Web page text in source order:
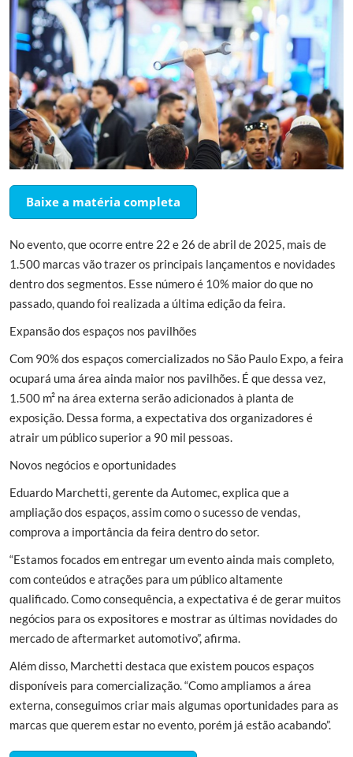
Baixe a matéria completa
No evento, que ocorre entre 22 e 26 de abril de 2025, mais de
1.500 marcas vão trazer os principais lançamentos e novidades
dentro dos segmentos. Esse número é 10% maior do que no
passado, quando foi realizada a última edição da feira.
Expansão dos espaços nos pavilhões
Com 90% dos espaços comercializados no São Paulo Expo, a feira
ocupará uma área ainda maior nos pavilhões. É que dessa vez,
1.500 m² na área externa serão adicionados à planta de
exposição. Dessa forma, a expectativa dos organizadores é
atrair um público superior a 90 mil pessoas.
Novos negócios e oportunidades
Eduardo Marchetti, gerente da Automec, explica que a
ampliação dos espaços, assim como o sucesso de vendas,
comprova a importância da feira dentro do setor.
“Estamos focados em entregar um evento ainda mais completo,
com conteúdos e atrações para um público altamente
qualificado. Como consequência, a expectativa é de gerar muitos
negócios para os expositores e mostrar as últimas novidades do
mercado de aftermarket automotivo”, afirma.
Além disso, Marchetti destaca que existem poucos espaços
disponíveis para comercialização. “Como ampliamos a área
externa, conseguimos criar mais algumas oportunidades para as
marcas que querem estar no evento, porém já estão acabando”.